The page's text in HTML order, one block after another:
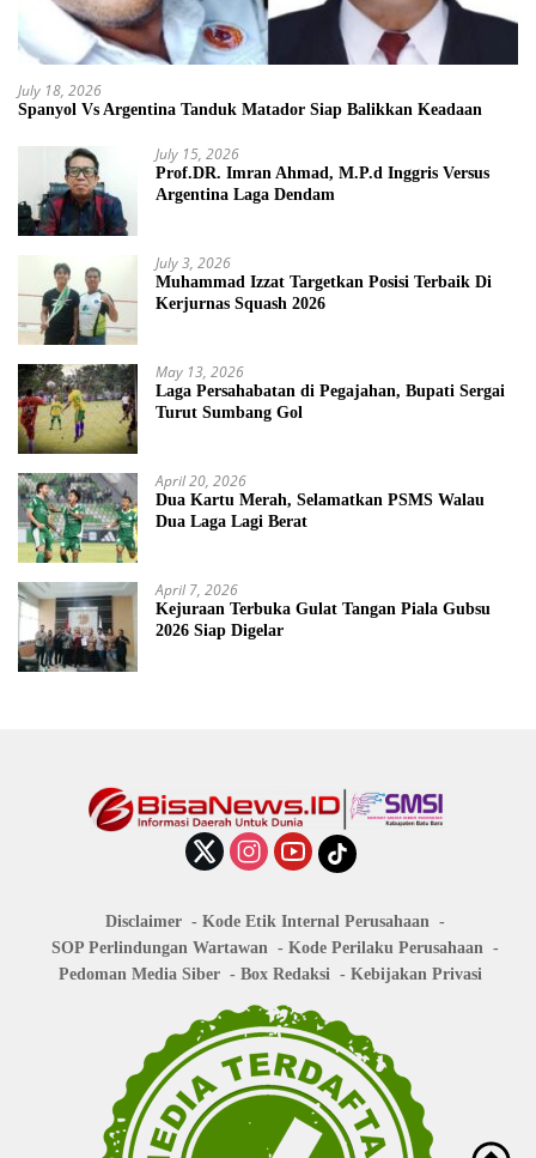
July 18, 2026
Spanyol Vs Argentina Tanduk Matador Siap Balikkan Keadaan
July 15, 2026
Prof.DR. Imran Ahmad, M.P.d Inggris Versus
Argentina Laga Dendam
July 3, 2026
Muhammad Izzat Targetkan Posisi Terbaik Di
Kerjurnas Squash 2026
May 13, 2026
Laga Persahabatan di Pegajahan, Bupati Sergai
Turut Sumbang Gol
April 20, 2026
Dua Kartu Merah, Selamatkan PSMS Walau
Dua Laga Lagi Berat
April 7, 2026
Kejuraan Terbuka Gulat Tangan Piala Gubsu
2026 Siap Digelar
Disclaimer
Kode Etik Internal Perusahaan
SOP Perlindungan Wartawan
Kode Perilaku Perusahaan
Pedoman Media Siber
Box Redaksi Kebijakan Privasi